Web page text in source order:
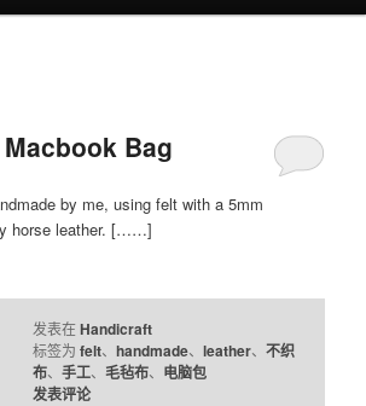
Bag
by me, using felt with a 5mm
horse leather. [……]
发表在 Handicraft
标签为 felt、 handmade、 leather、 不织
布、 手工、 毛毡布、 电脑包
发表评论